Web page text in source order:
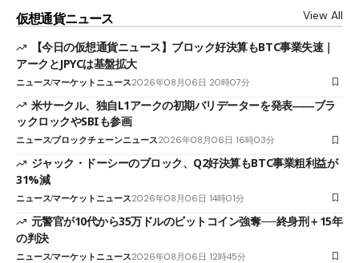
仮想通貨ニュース View All
【今日の仮想通貨ニュース】ブロック好決算もBTC事業失速｜
アークとJPYCは基盤拡大
ニュースマーケットニュース2026年08月06日 20時07分
米サークル、独自L1アークの初期バリデーターを発表――ブラ
ックロックやSBIも参画
ニュースブロックチェーンニュース2026年08月06日 16時03分
ジャック・ドーシーのブロック、Q2好決算もBTC事業粗利益が
31%減
ニュースマーケットニュース2026年08月06日 14時01分
元警官が10代から35万ドルのビットコイン強奪──終身刑＋15年
の判決
ニュースマーケットニュース2026年08月06日 12時45分